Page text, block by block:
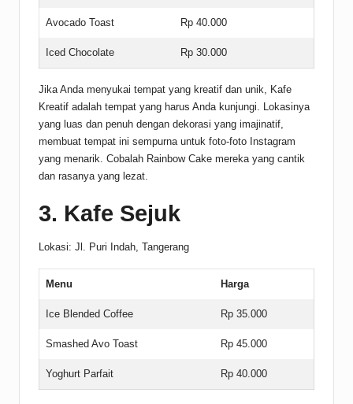
Avocado Toast Rp 40.000
Iced Chocolate Rp 30.000
Jika Anda menyukai tempat yang kreatif dan unik, Kafe
Kreatif adalah tempat yang harus Anda kunjungi. Lokasinya
yang luas dan penuh dengan dekorasi yang imajinatif,
membuat tempat ini sempurna untuk foto-foto Instagram
yang menarik. Cobalah Rainbow Cake mereka yang cantik
dan rasanya yang lezat.
3. Kafe Sejuk
Lokasi: Jl. Puri Indah, Tangerang
Menu Harga
Ice Blended Coffee Rp 35.000
Smashed Avo Toast Rp 45.000
Yoghurt Parfait Rp 40.000